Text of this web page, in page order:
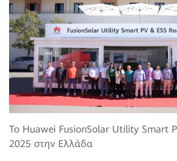
Το Huawei FusionSolar Utility Smart
2025 στην Ελλάδα